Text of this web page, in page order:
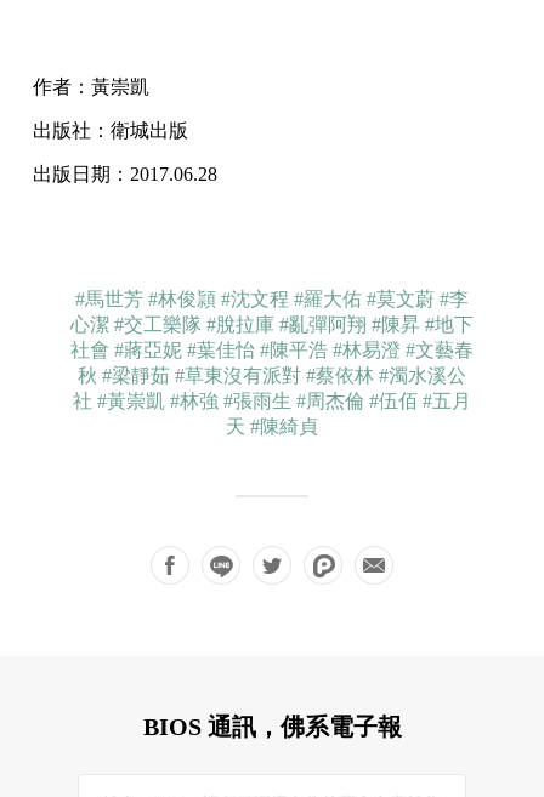
作者：黃崇凱
出版社：衛城出版
出版日期：2017.06.28
#馬世芳 #林俊頴 #沈文程 #羅大佑 #莫文蔚 #李
心潔 #交工樂隊 #脫拉庫 #亂彈阿翔 #陳昇 #地下
社會 #蔣亞妮 #葉佳怡 #陳平浩 #林易澄 #文藝春
秋 #梁靜茹 #草東沒有派對 #蔡依林 #濁水溪公
社 #黃崇凱 #林強 #張雨生 #周杰倫 #伍佰 #五月
天 #陳綺貞
BIOS 通訊，佛系電子報